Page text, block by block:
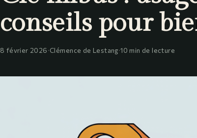
conseils pour
8 février 2026·Clémence de Lestang·10 min de lecture